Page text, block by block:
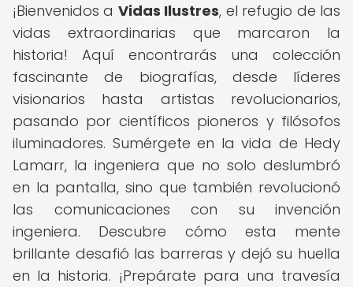
¡Bienvenidos a Vidas Ilustres, el refugio de las
vidas extraordinarias que marcaron la
historia! Aquí encontrarás una colección
fascinante de biografías, desde líderes
visionarios hasta artistas revolucionarios,
pasando por científicos pioneros y filósofos
iluminadores. Sumérgete en la vida de Hedy
Lamarr, la ingeniera que no solo deslumbró
en la pantalla, sino que también revolucionó
las comunicaciones con su invención
ingeniera. Descubre cómo esta mente
brillante desafió las barreras y dejó su huella
en la historia. ¡Prepárate para una travesía